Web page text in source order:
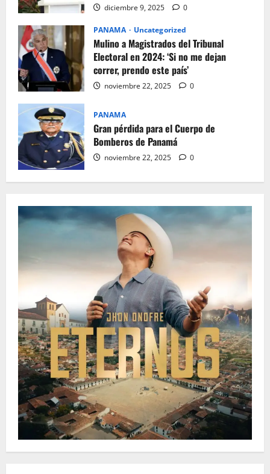
diciembre 9, 2025 0
PANAMA Uncategorized
Mulino a Magistrados del Tribunal
Electoral en 2024: ‘Si no me dejan
correr, prendo este país’
noviembre 22, 2025 0
PANAMA
Gran pérdida para el Cuerpo de
Bomberos de Panamá
noviembre 22, 2025 0